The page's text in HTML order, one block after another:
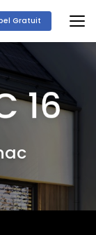
Gratuit